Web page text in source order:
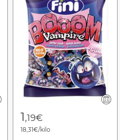
1,19€
18,31€/kilo